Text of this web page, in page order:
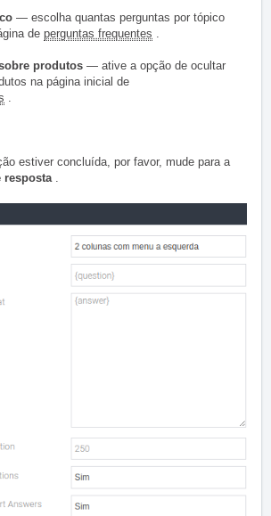
— escolha quantas perguntas por tópico
de perguntas frequentes
produtos — ative a opção de ocultar
na página inicial de
.
estiver concluída, por favor, mude para a
resposta.